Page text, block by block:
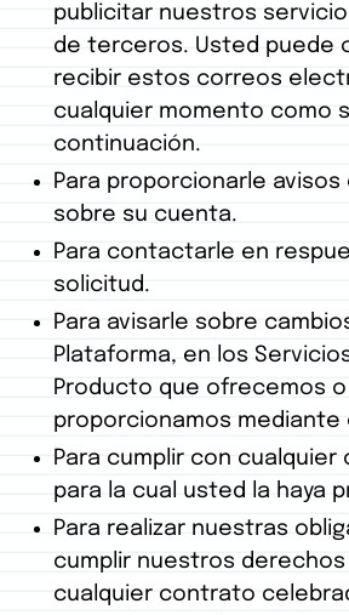
publicitar nuestros
de terceros. Usted puede
recibir estos correos
cualquier momento como
continuación.
Para proporcionarle
sobre su cuenta.
Para contactarle en
solicitud.
Para avisarle sobre
Plataforma, en los
Producto que ofrecemos o
proporcionamos mediante
Para cumplir con cualquier
para la cual usted la haya
Para realizar nuestras
cumplir nuestros
cualquier contrato